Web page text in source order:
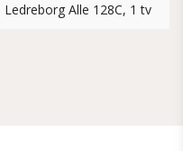
Ledreborg Alle 128C, 1 tv